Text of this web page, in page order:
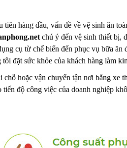
hàng đầu, vấn đề về vệ sinh ăn
chú ý đến vệ sinh thiết bị,
cụ từ chế biến đến phục vụ bữa
đặt sức khỏe của khách hàng làm
hoặc vận chuyển tận nơi bằng xe
tiến độ công việc của doanh nghiệp